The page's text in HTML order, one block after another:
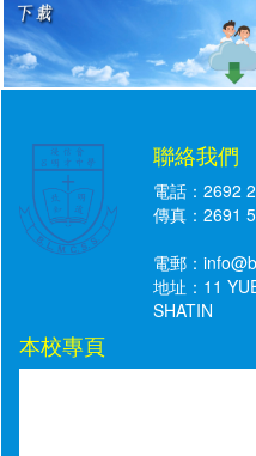
聯絡我們
電話：2692
傳真：2691
電郵：
地址：11
SHATIN
本校專頁